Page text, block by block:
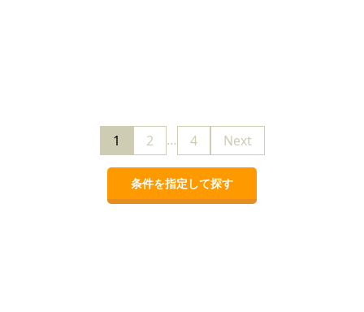
1 2 … 4 Next
条件を指定して探す